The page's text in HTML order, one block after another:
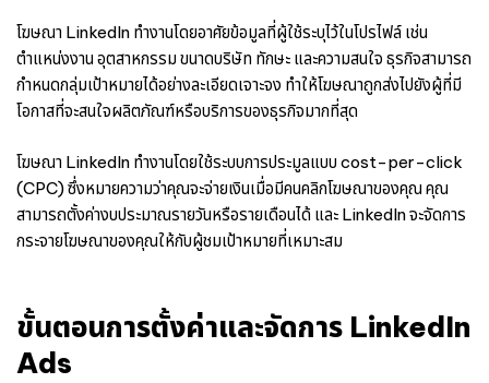
โฆษณา LinkedIn ทำงานโดยอาศัยข้อมูลที่ผู้ใช้ระบุไว้ในโปรไฟล์ เช่น
ตำแหน่งงาน อุตสาหกรรม ขนาดบริษัท ทักษะ และความสนใจ ธุรกิจสามารถ
กำหนดกลุ่มเป้าหมายได้อย่างละเอียดเจาะจง ทำให้โฆษณาถูกส่งไปยังผู้ที่มี
โอกาสที่จะสนใจผลิตภัณฑ์หรือบริการของธุรกิจมากที่สุด
โฆษณา LinkedIn ทำงานโดยใช้ระบบการประมูลแบบ cost-per-click
(CPC) ซึ่งหมายความว่าคุณจะจ่ายเงินเมื่อมีคนคลิกโฆษณาของคุณ คุณ
สามารถตั้งค่างบประมาณรายวันหรือรายเดือนได้ และ LinkedIn จะจัดการ
กระจายโฆษณาของคุณให้กับผู้ชมเป้าหมายที่เหมาะสม
ขั้นตอนการตั้งค่าและจัดการ LinkedIn
Ads